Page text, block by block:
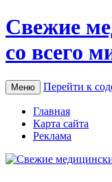
Свежие
со всего
Меню Перейти к
Главная
Карта сайта
Реклама